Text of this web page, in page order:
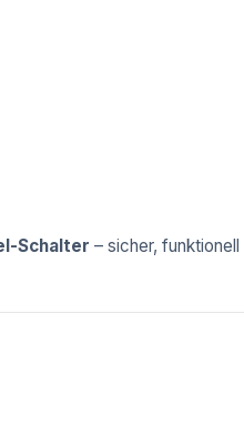
Schalter – sicher,